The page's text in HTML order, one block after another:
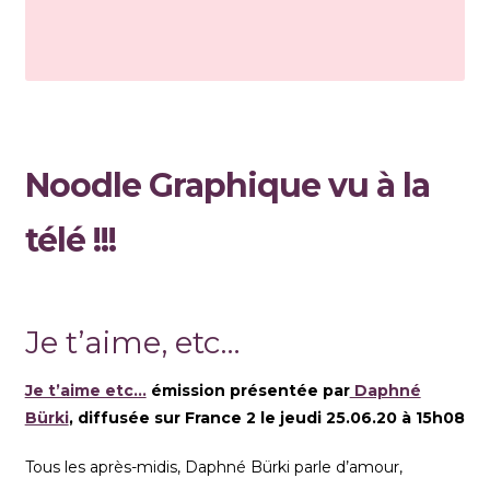
Noodle Graphique vu à la
télé !!!
Je t’aime, etc…
Je t’aime etc…émission présentée parDaphné
Bürki, diffusée sur France 2 le jeudi 25.06.20 à 15h08
Tous les après-midis, Daphné Bürki parle d’amour,